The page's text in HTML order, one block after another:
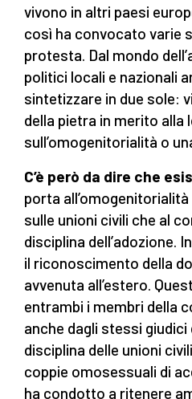
vivono in altri paesi
così ha convocato varie
protesta. Dal mondo
politici locali e nazionali
sintetizzare in due sole:
della pietra in merito alla
sull’omogenitorialità o
C’è però da dire che
porta
sulle unioni civili che al
disciplina dell’adozione.
il riconoscimento della
avvenuta all’estero.
entrambi i membri della
anche dagli stessi giudici
disciplina delle unioni
coppie omosessuali di
ha condotto a ritenere